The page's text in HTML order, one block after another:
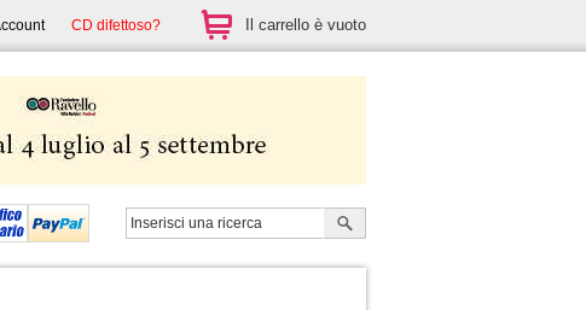
Il carrello è vuoto
CD difettoso?